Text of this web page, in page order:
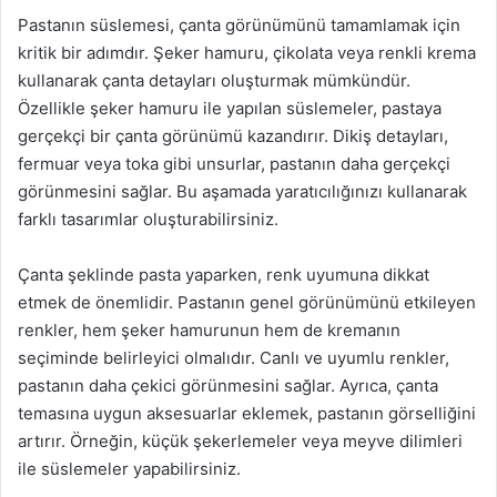
Pastanın süslemesi, çanta görünümünü tamamlamak için
kritik bir adımdır. Şeker hamuru, çikolata veya renkli krema
kullanarak çanta detayları oluşturmak mümkündür.
Özellikle şeker hamuru ile yapılan süslemeler, pastaya
gerçekçi bir çanta görünümü kazandırır. Dikiş detayları,
fermuar veya toka gibi unsurlar, pastanın daha gerçekçi
görünmesini sağlar. Bu aşamada yaratıcılığınızı kullanarak
farklı tasarımlar oluşturabilirsiniz.
Çanta şeklinde pasta yaparken, renk uyumuna dikkat
etmek de önemlidir. Pastanın genel görünümünü etkileyen
renkler, hem şeker hamurunun hem de kremanın
seçiminde belirleyici olmalıdır. Canlı ve uyumlu renkler,
pastanın daha çekici görünmesini sağlar. Ayrıca, çanta
temasına uygun aksesuarlar eklemek, pastanın görselliğini
artırır. Örneğin, küçük şekerlemeler veya meyve dilimleri
ile süslemeler yapabilirsiniz.